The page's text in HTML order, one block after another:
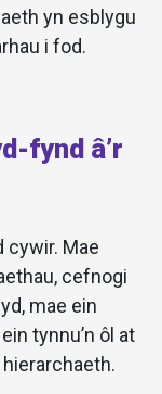
yn esblygu
i fod.
fynd â’r
cywir. Mae
cefnogi
mae ein
tynnu’n ôl at